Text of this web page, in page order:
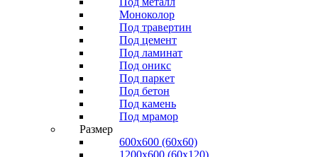
Моноколор
Под травертин
Под цемент
Под ламинат
Под оникс
Под паркет
Под бетон
Под камень
Под мрамор
Размер
600х600 (60х60)
1200х600 (60х120)